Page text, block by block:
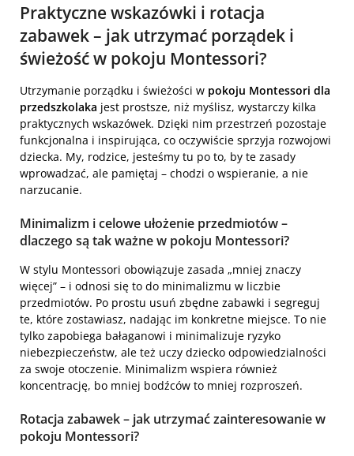
Praktyczne wskazówki i rotacja
zabawek – jak utrzymać porządek i
świeżość w pokoju Montessori?
Utrzymanie porządku i świeżości w pokoju Montessori dla
przedszkolaka jest prostsze, niż myślisz, wystarczy kilka
praktycznych wskazówek. Dzięki nim przestrzeń pozostaje
funkcjonalna i inspirująca, co oczywiście sprzyja rozwojowi
dziecka. My, rodzice, jesteśmy tu po to, by te zasady
wprowadzać, ale pamiętaj – chodzi o wspieranie, a nie
narzucanie.
Minimalizm i celowe ułożenie przedmiotów –
dlaczego są tak ważne w pokoju Montessori?
W stylu Montessori obowiązuje zasada „mniej znaczy
więcej” – i odnosi się to do minimalizmu w liczbie
przedmiotów. Po prostu usuń zbędne zabawki i segreguj
te, które zostawiasz, nadając im konkretne miejsce. To nie
tylko zapobiega bałaganowi i minimalizuje ryzyko
niebezpieczeństw, ale też uczy dziecko odpowiedzialności
za swoje otoczenie. Minimalizm wspiera również
koncentrację, bo mniej bodźców to mniej rozproszeń.
Rotacja zabawek – jak utrzymać zainteresowanie w
pokoju Montessori?